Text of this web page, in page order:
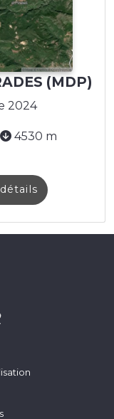
(MDP)
2024
4530 m